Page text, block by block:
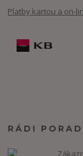
Platby kartou a on-
RÁDI